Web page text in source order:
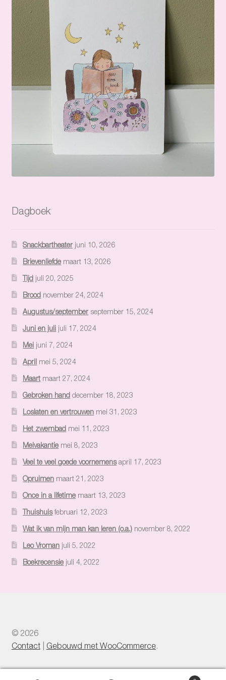
Dagboek
Snackbartheater juni 10, 2026
Brievenliefde maart 13, 2026
Tijd juli 20, 2025
Brood november 24, 2024
Augustus/september september 15, 2024
Juni en juli juli 17, 2024
Mei juni 7, 2024
April mei 5, 2024
Maart maart 27, 2024
Gebroken hand december 18, 2023
Loslaten en vertrouwen mei 31, 2023
Het zwembad mei 11, 2023
Meivakantie mei 8, 2023
Veel te veel goede voornemens april 17, 2023
Opruimen maart 21, 2023
Once in a lifetime maart 13, 2023
Thuishuis februari 12, 2023
Wat ik van mijn man kan leren (o.a.) november 8, 2022
Leo Vroman juli 5, 2022
Boekrecensie juli 4, 2022
© 2026
Contact
Gebouwd met WooCommerce.